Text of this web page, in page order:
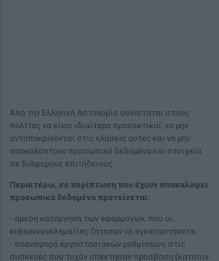
Από την Ελληνική Αστυνομία συνίσταται στους
πολίτες να είναι ιδιαίτερα προσεκτικοί, να μην
ανταποκρίνονται στις κλήσεις αυτές και να μην
αποκαλύπτουν προσωπικά δεδομένα και στοιχεία
σε διάφορους επιτήδειους.
Περαιτέρω, σε περίπτωση που έχουν αποκαλύψει
προσωπικά δεδομένα προτείνεται:
- άμεση κατάργηση των εφαρμογών, που οι
κυβερνοεγκληματίες ζήτησαν να εγκαταστήσετε,
- επαναφορά εργοστασιακών ρυθμίσεων, στις
συσκευές που τυχόν απέκτησαν πρόσβαση (κατόπιν